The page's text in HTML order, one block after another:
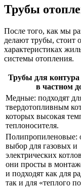
Трубы
После того, как мы
делают трубы, стоит
характеристиках
системы отопления.
Трубы для контура
в частном
Медные: подходят
твердотопливным
которых высокая
теплоносителя.
Полипропиленовые:
выбор для газовых и
электрических
они просты в
и подходят как для
так и для «теплого